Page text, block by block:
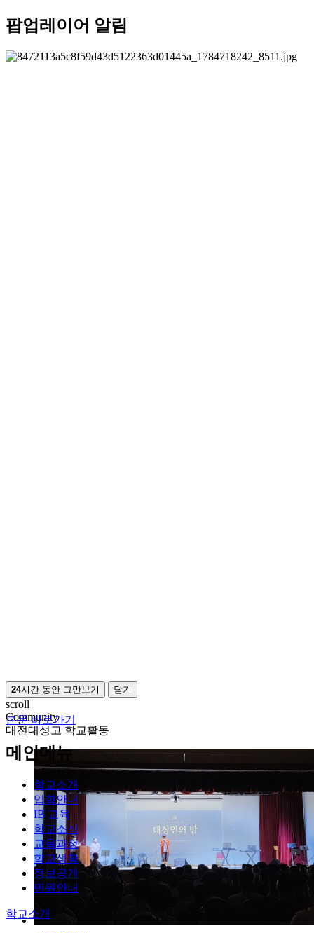
팝업레이어 알림
24시간 동안 그만보기 닫기
본문 바로가기
메인메뉴
학교소개
입학안내
IB 교육
학교소식
교육과정
학교생활
정보공개
민원안내
학교소개
scroll
Community
대전대성고 학교활동